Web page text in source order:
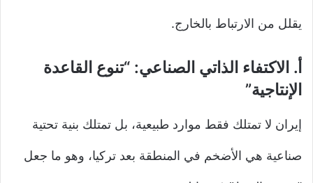
يقلل من الارتباط بالخارج.
أ. الاكتفاء الذاتي الصناعي: “تنوع القاعدة
الإنتاجية”
إيران لا تمتلك فقط موارد طبيعية، بل تمتلك بنية تحتية
صناعية هي الأضخم في المنطقة بعد تركيا، وهو ما جعل